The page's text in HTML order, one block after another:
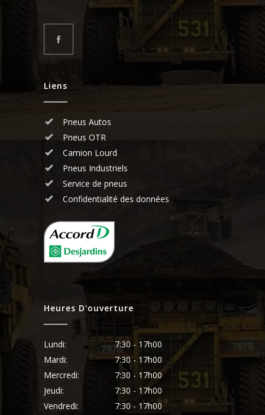
Liens
Pneus Autos
Pneus OTR
Camion Lourd
Pneus Industriels
Service de pneus
Confidentialité des données
Heures D'ouverture
Lundi:
7:30 - 17h00
Mardi:
7:30 - 17h00
Mercredi:
7:30 - 17h00
Jeudi:
7:30 - 17h00
Vendredi:
7:30 - 17h00